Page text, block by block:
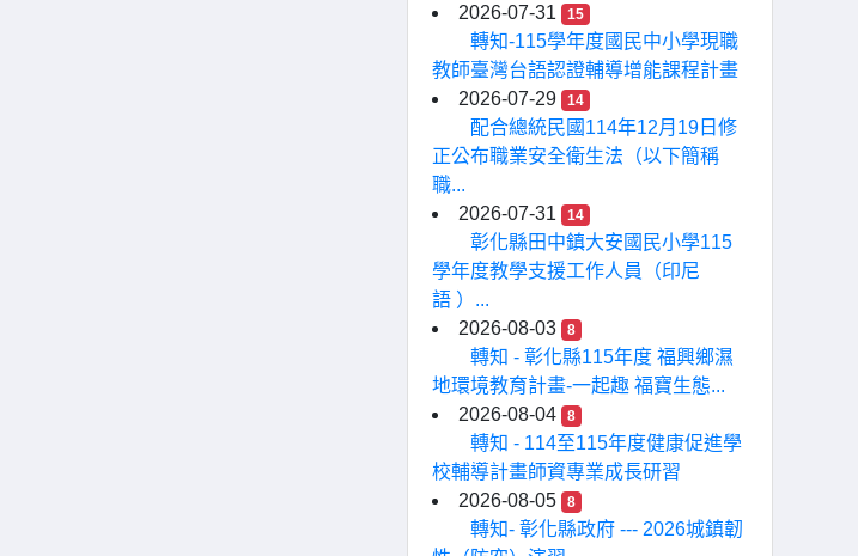
2026-07-31
15
轉知-115學年度國民中小學現職
教師臺灣台語認證輔導增能課程計畫
2026-07-29
14
配合總統民國114年12月19日修
正公布職業安全衛生法（以下簡稱
職...
2026-07-31
14
彰化縣田中鎮大安國民小學115
學年度教學支援工作人員（印尼
語 ）...
2026-08-03
8
轉知 - 彰化縣115年度 福興鄉濕
地環境教育計畫-一起趣 福寶生態...
2026-08-04
8
轉知 - 114至115年度健康促進學
校輔導計畫師資專業成長研習
2026-08-05
8
轉知- 彰化縣政府 --- 2026城鎮韌